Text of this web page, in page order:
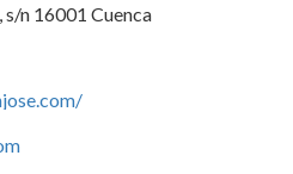
s/n 16001 Cuenca